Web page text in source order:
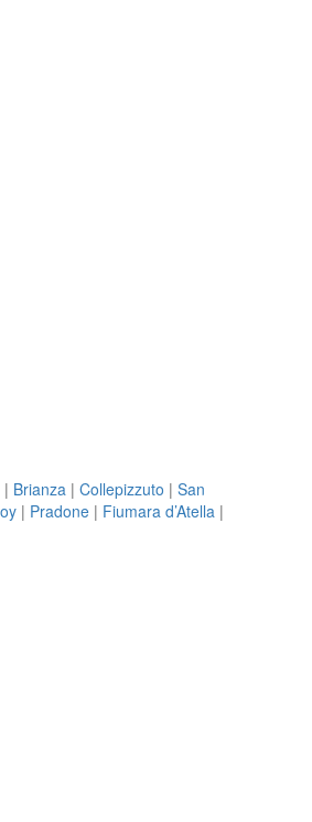
| Brianza | Collepizzuto | San
| Pradone | Fiumara d’Atella |